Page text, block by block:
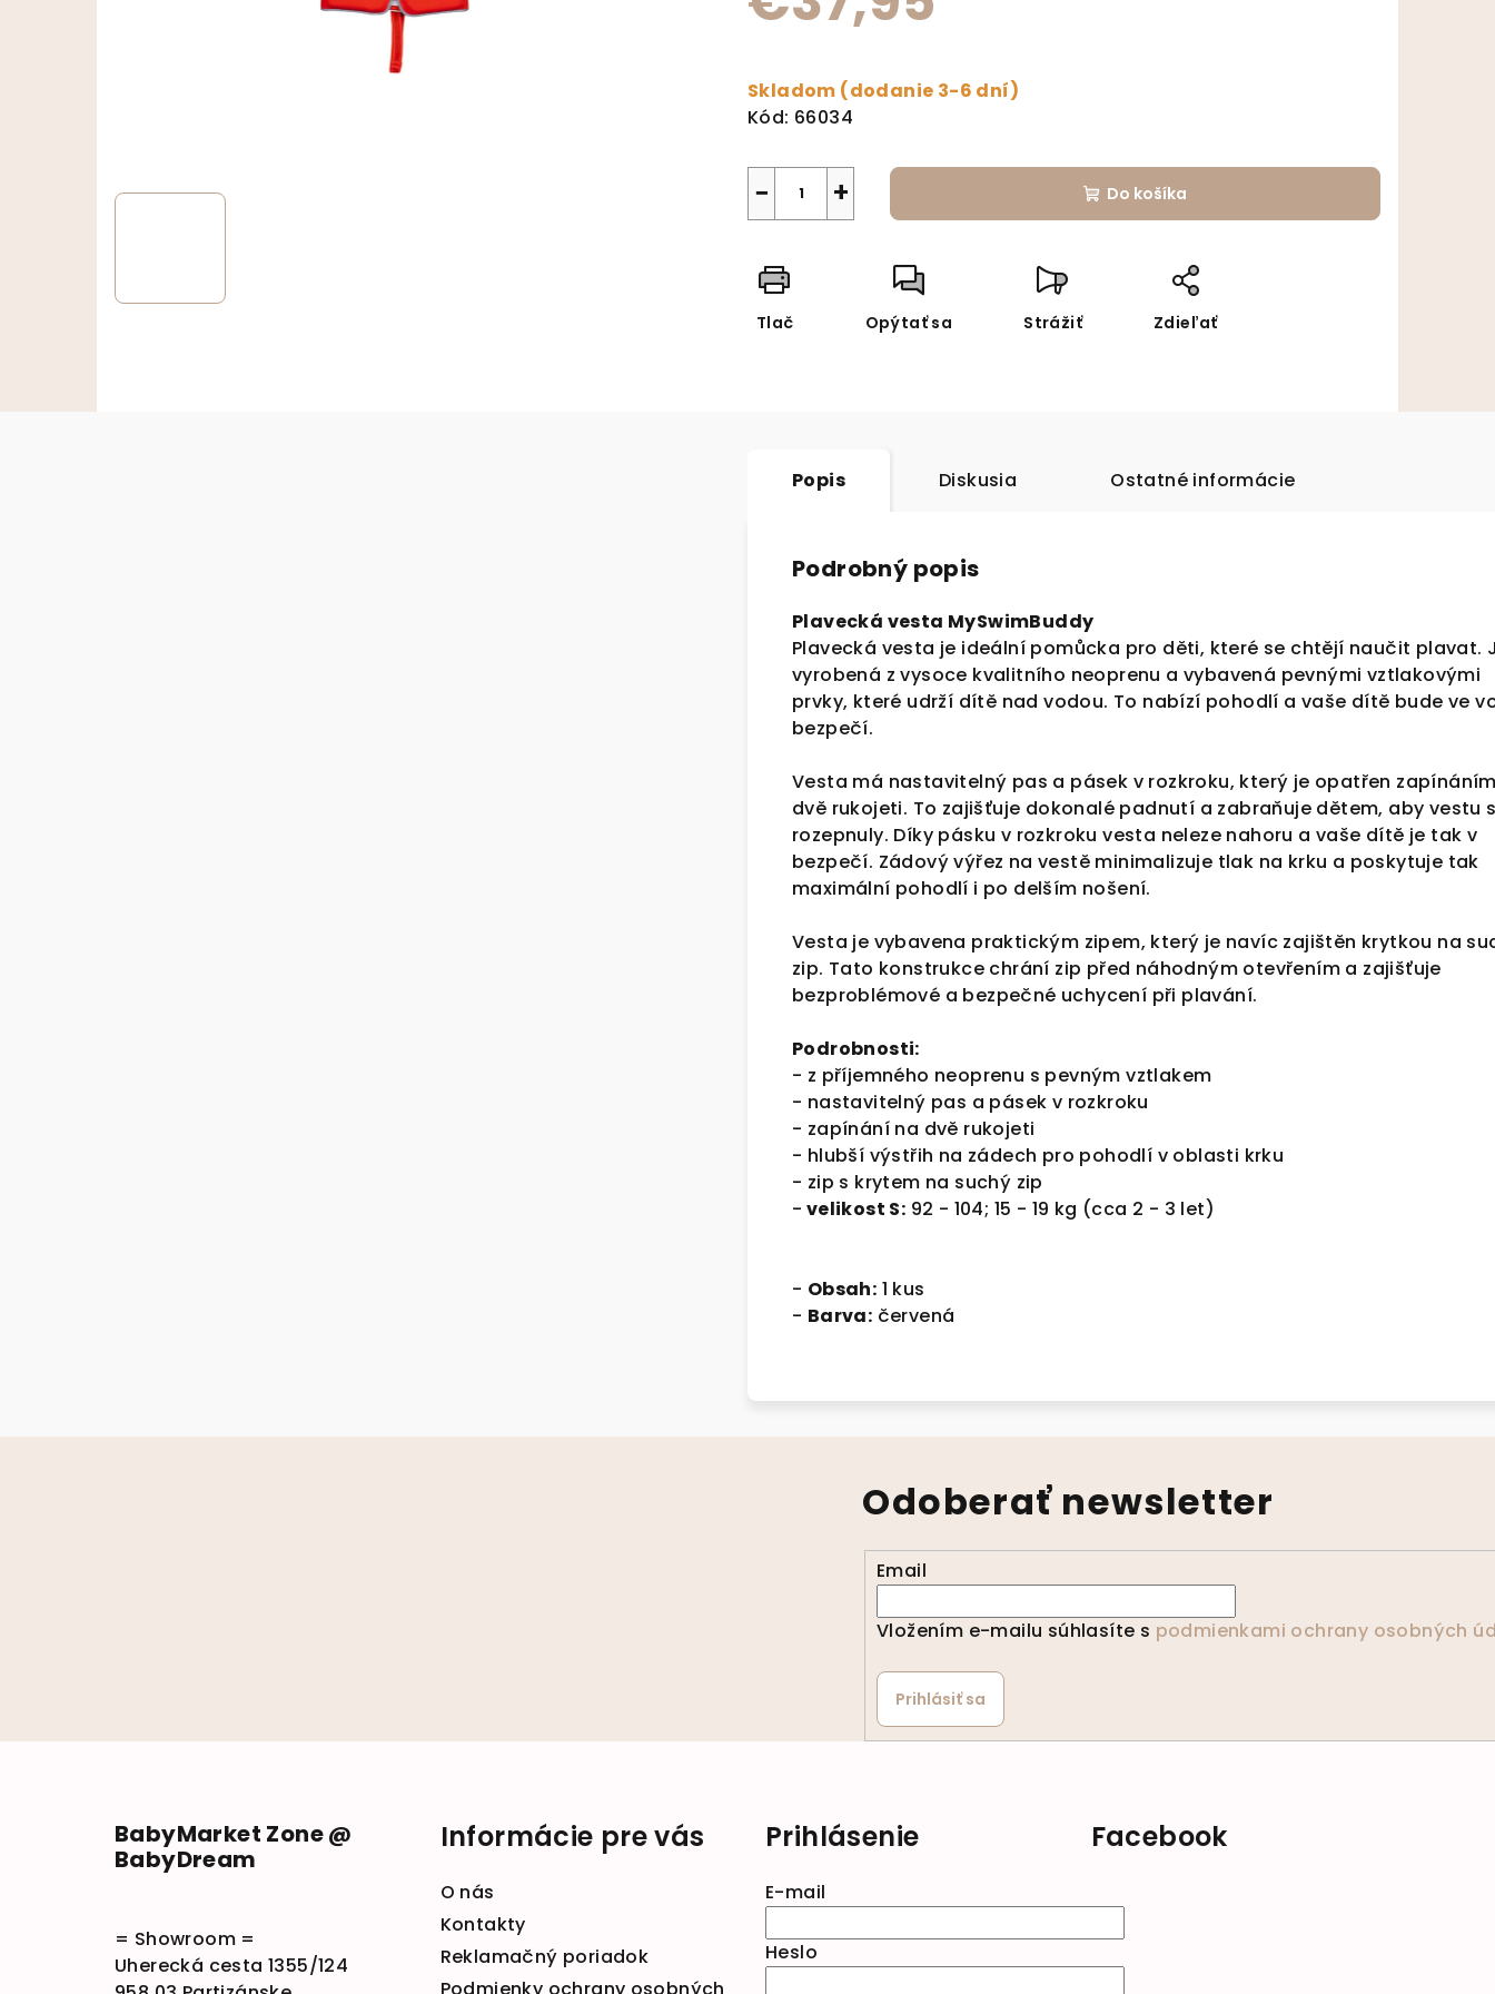
Skladom (dodanie 3-6 dní)
Kód: 66034
+
− Do košíka
Tlač Opýtať sa Strážiť Zdieľať
Popis Diskusia Ostatné informácie
Podrobný popis
Plavecká vesta MySwimBuddy
Plavecká vesta je ideální pomůcka pro děti, které se chtějí naučit plavat.
vyrobená z vysoce kvalitního neoprenu a vybavená pevnými vztlakovými
prvky, které udrží dítě nad vodou. To nabízí pohodlí a vaše dítě bude ve
bezpečí.
Vesta má nastavitelný pas a pásek v rozkroku, který je opatřen
dvě rukojeti. To zajišťuje dokonalé padnutí a zabraňuje dětem, aby vestu
rozepnuly. Díky pásku v rozkroku vesta neleze nahoru a vaše dítě je tak v
bezpečí. Zádový výřez na vestě minimalizuje tlak na krku a poskytuje tak
maximální pohodlí i po delším nošení.
Vesta je vybavena praktickým zipem, který je navíc zajištěn krytkou na
zip. Tato konstrukce chrání zip před náhodným otevřením a zajišťuje
bezproblémové a bezpečné uchycení při plavání.
Podrobnosti:
- z příjemného neoprenu s pevným vztlakem
- nastavitelný pas a pásek v rozkroku
- zapínání na dvě rukojeti
- hlubší výstřih na zádech pro pohodlí v oblasti krku
- zip s krytem na suchý zip
- velikost S: 92 - 104; 15 - 19 kg (cca 2 - 3 let)
- Obsah: 1 kus
- Barva: červená
Odoberať newsletter
Email
Vložením e-mailu súhlasíte s podmienkami ochrany osobných
Prihlásiť sa
BabyMarket Zone @
BabyDream
= Showroom =
Uherecká cesta 1355/124
Informácie pre vás
O nás
Kontakty
Reklamačný poriadok
Podmienky ochrany osobných
Prihlásenie
E-mail
Heslo
Facebook